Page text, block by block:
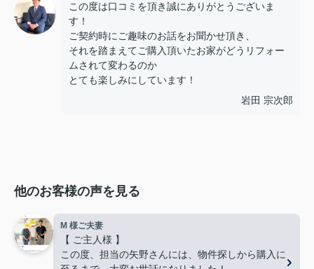
この度は口コミを頂き誠にありがとうございま
す！
ご契約時にご趣味のお話をお聞かせ頂き、
それを踏まえてご購入頂いたお家がどうリフォー
ムされて変わるのか
とても楽しみにしています！
岩田 宗次郎
他のお客様の声を見る
M 様ご夫妻
【 ご主人様 】
この度、担当の矢野さんには、物件探しから購入に